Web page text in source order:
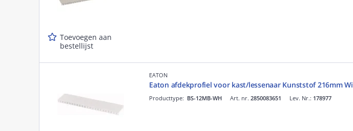
Toevoegen aan
bestellijst
EATON
Eaton afdekprofiel voor kast/lessenaar Kunststof 216mm
Art. nr. 2850083651
Producttype: BS-12MB-WH Lev. Nr.: 178977